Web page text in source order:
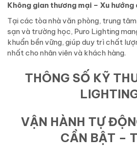
Không gian thương mại – Xu hướng
Tại các tòa nhà văn phòng, trung
sạn và trường học, Puro Lighting
khuẩn bền vững, giúp duy trì chất
nhất cho nhân viên và khách hàng.
THÔNG SỐ KỸ
VẬN HÀNH TỰ
CẦN BẬT –